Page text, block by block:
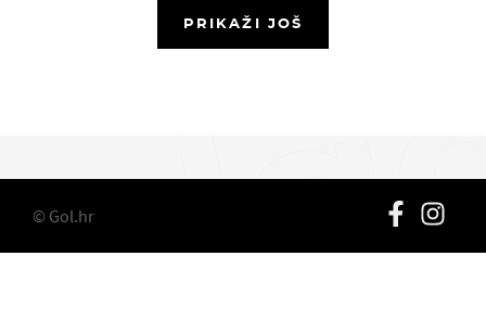
PRIKAŽI JOŠ
© Gol.hr